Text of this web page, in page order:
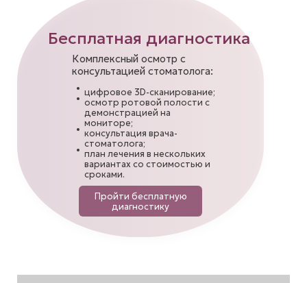
Пройти бесплатную
диагностику
цифровое 3D-сканирование;
осмотр ротовой полости с
демонстрацией на
мониторе;
консультация врача-
стоматолога;
план лечения в нескольких
вариантах со стоимостью и
сроками.
Комплексный осмотр с
консультацией стоматолога:
Бесплатная диагностика